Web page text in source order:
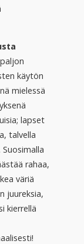
käytön
mielessä
lapset
talvella
rahaa,
väriä
juureksia,
kierrellä